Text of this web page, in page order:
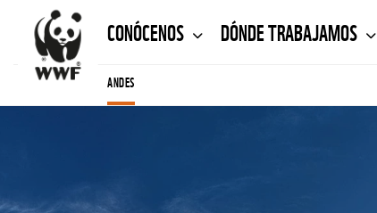
CONÓCENOS DÓNDE TRABAJAMOS
ANDES